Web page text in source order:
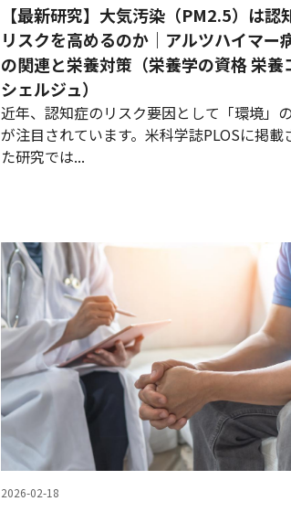
【最新研究】大気汚染（PM2.5）は認
リスクを高めるのか｜アルツハイマー
の関連と栄養対策（栄養学の資格 栄養
シェルジュ）
近年、認知症のリスク要因として「環境」
が注目されています。米科学誌PLOSに掲載
た研究では...
2026-02-18